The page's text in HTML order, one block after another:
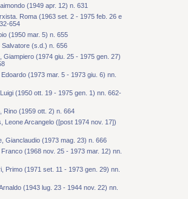
(1949 apr. 12) n. 631
Roma (1963 set. 2 - 1975 feb. 26 e
654
(1950 mar. 5) n. 655
Salvatore (s.d.) n. 656
Giampiero (1974 giu. 25 - 1975 gen. 27)
(1973 mar. 5 - 1973 giu. 6) nn.
(1950 ott. 19 - 1975 gen. 1) nn. 662-
Rino (1959 ott. 2) n. 664
Leone Arcangelo ([post 1974 nov. 17])
Gianclaudio (1973 mag. 23) n. 666
(1968 nov. 25 - 1973 mar. 12) nn.
Primo (1971 set. 11 - 1973 gen. 29) nn.
(1943 lug. 23 - 1944 nov. 22) nn.